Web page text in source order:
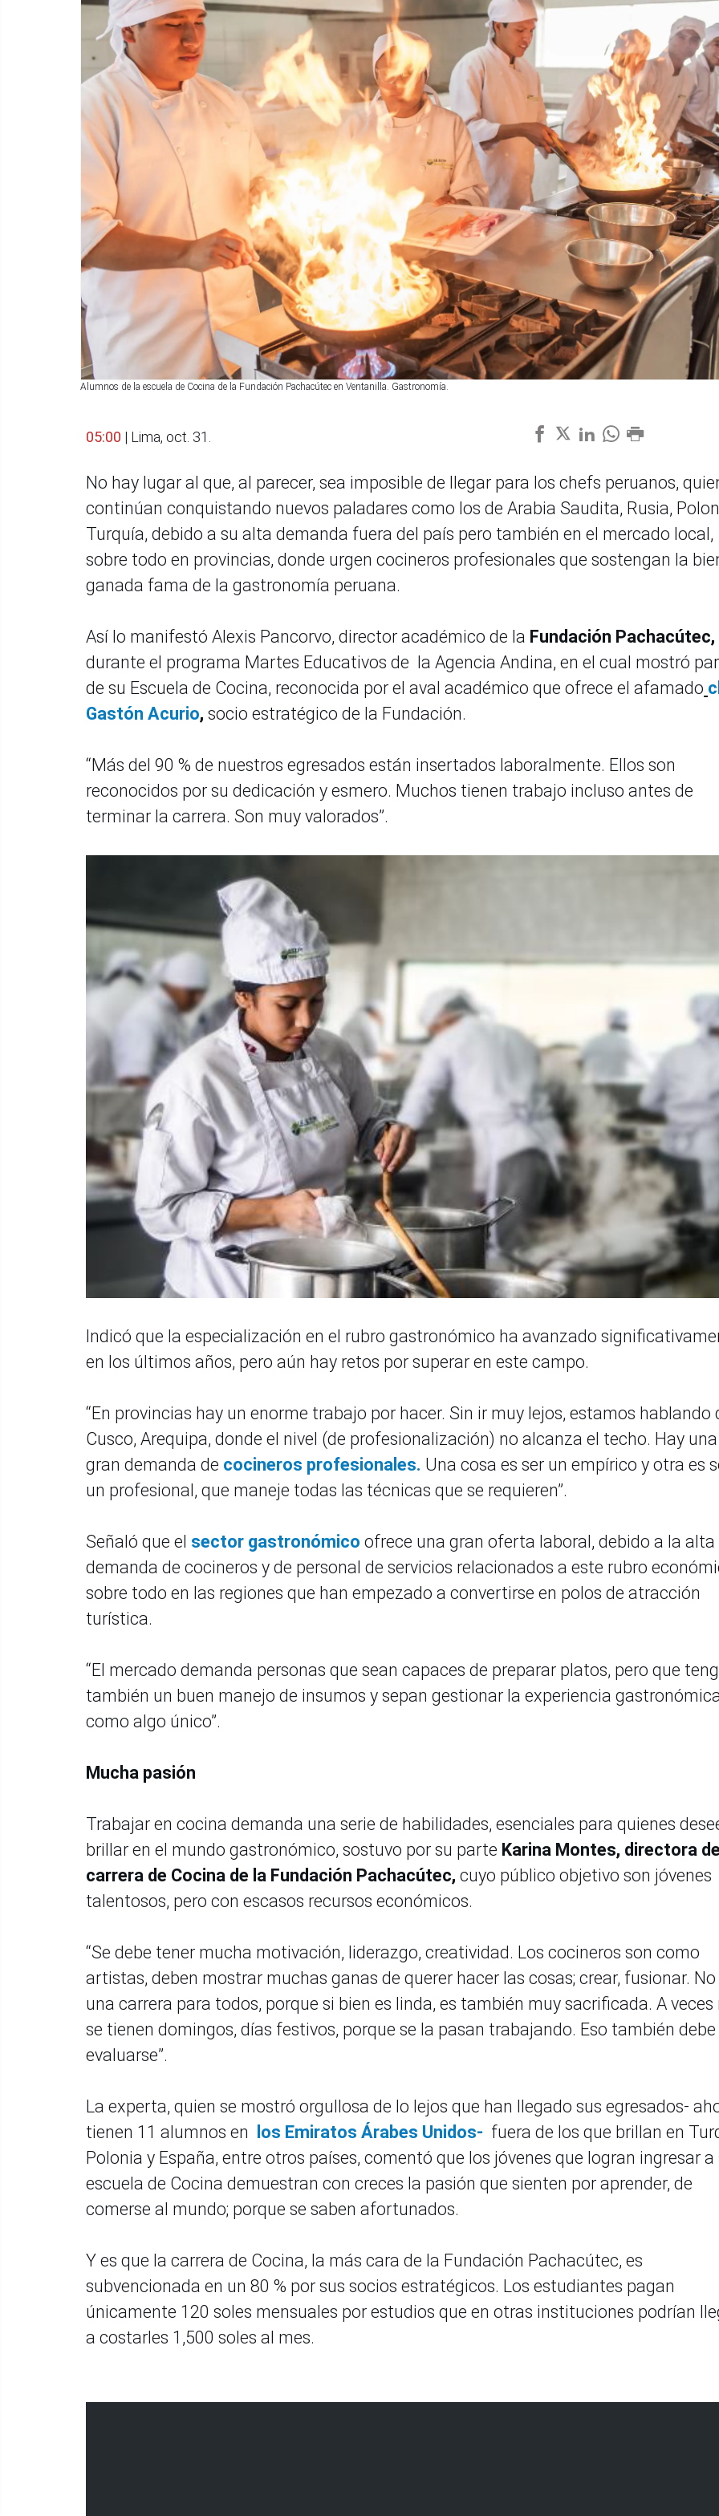
Alumnos de la escuela de Cocina de la Fundación Pachacútec en Ventanilla. Gastronomía.
05:00 | Lima, oct. 31.
No hay lugar al que, al parecer, sea imposible de llegar para los chefs peruanos,
continúan conquistando nuevos paladares como los de Arabia Saudita, Rusia,
Turquía, debido a su alta demanda fuera del país pero también en el mercado local,
sobre todo en provincias, donde urgen cocineros profesionales que sostengan la
ganada fama de la gastronomía peruana.
Así lo manifestó Alexis Pancorvo, director académico de la Fundación Pachacútec,
durante el programa Martes Educativos de la Agencia Andina, en el cual mostró
de su Escuela de Cocina, reconocida por el aval académico que ofrece el afamado
Gastón Acurio, socio estratégico de la Fundación.
“Más del 90 % de nuestros egresados están insertados laboralmente. Ellos son
reconocidos por su dedicación y esmero. Muchos tienen trabajo incluso antes de
terminar la carrera. Son muy valorados”.
Indicó que la especialización en el rubro gastronómico ha avanzado
en los últimos años, pero aún hay retos por superar en este campo.
“En provincias hay un enorme trabajo por hacer. Sin ir muy lejos, estamos hablando
Cusco, Arequipa, donde el nivel (de profesionalización) no alcanza el techo. Hay una
gran demanda de cocineros profesionales. Una cosa es ser un empírico y otra es
un profesional, que maneje todas las técnicas que se requieren”.
Señaló que el sector gastronómico ofrece una gran oferta laboral, debido a la alta
demanda de cocineros y de personal de servicios relacionados a este rubro
sobre todo en las regiones que han empezado a convertirse en polos de atracción
turística.
“El mercado demanda personas que sean capaces de preparar platos, pero que
también un buen manejo de insumos y sepan gestionar la experiencia
como algo único”.
Mucha pasión
Trabajar en cocina demanda una serie de habilidades, esenciales para quienes
brillar en el mundo gastronómico, sostuvo por su parte Karina Montes, directora
carrera de Cocina de la Fundación Pachacútec, cuyo público objetivo son jóvenes
talentosos, pero con escasos recursos económicos.
“Se debe tener mucha motivación, liderazgo, creatividad. Los cocineros son como
artistas, deben mostrar muchas ganas de querer hacer las cosas; crear, fusionar. No
una carrera para todos, porque si bien es linda, es también muy sacrificada. A veces
se tienen domingos, días festivos, porque se la pasan trabajando. Eso también debe
evaluarse”.
La experta, quien se mostró orgullosa de lo lejos que han llegado sus egresados-
tienen 11 alumnos en
los Emiratos Árabes Unidos- fuera de los que brillan en
Polonia y España, entre otros países, comentó que los jóvenes que logran ingresar a
escuela de Cocina demuestran con creces la pasión que sienten por aprender, de
comerse al mundo; porque se saben afortunados.
Y es que la carrera de Cocina, la más cara de la Fundación Pachacútec, es
subvencionada en un 80 % por sus socios estratégicos. Los estudiantes pagan
únicamente 120 soles mensuales por estudios que en otras instituciones podrían
a costarles 1,500 soles al mes.